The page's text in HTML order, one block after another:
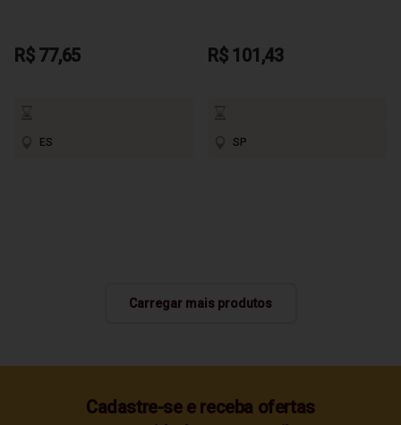
R$ 77,65
ES
R$ 101,43
SP
Carregar mais produtos
Cadastre-se e receba ofertas